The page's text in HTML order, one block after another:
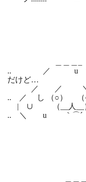
.. ／ u ＼ コリ
だけど…
／ ／ ＼
.. ／ し （○） （○
| ∪ （__人__
.. ＼ u ｀